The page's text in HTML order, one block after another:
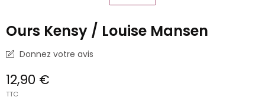
Ours Kensy / Louise Mansen
Donnez votre avis
12,90 €
TTC